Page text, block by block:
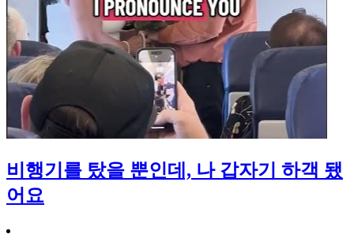
비행기를 탔을 뿐인데, 나 갑자기 하객 됐
어요